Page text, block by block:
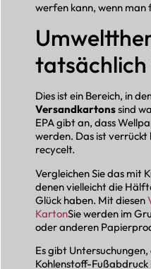
werfen kann, wenn man
tatsächlich
Dies ist ein Bereich, in
Versandkartonssind
EPA gibt an, dass
werden. Das ist
recycelt.
Vergleichen Sie das mit
denen vielleicht die
Glück haben. Mit diesen
KartonSie werden im
oder anderen
Es gibt
Kohlenstoff-Fußabdruck